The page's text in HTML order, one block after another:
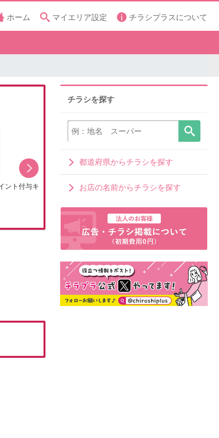
ホーム マイエリア設定 チラシプラスについて
ント付与キ
8月のDCMブランドイチオシ商品
チラシを探す
都道府県からチラシを探す
お店の名前からチラシを探す